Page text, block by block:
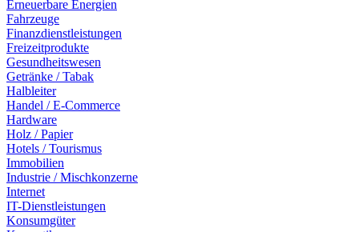
Erneuerbare Energien
Fahrzeuge
Finanzdienstleistungen
Freizeitprodukte
Gesundheitswesen
Getränke / Tabak
Halbleiter
Handel / E-Commerce
Hardware
Holz / Papier
Hotels / Tourismus
Immobilien
Industrie / Mischkonzerne
Internet
IT-Dienstleistungen
Konsumgüter